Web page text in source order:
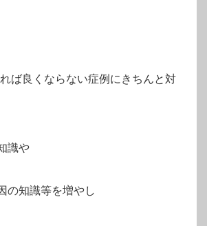
ば良くならない症例にきちんと対
識や
の知識等を増やし